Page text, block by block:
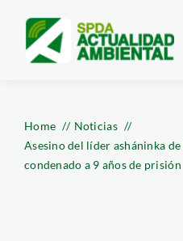
content
Home
Noticias
Asesino del líder asháninka
condenado a 9 años de prisión